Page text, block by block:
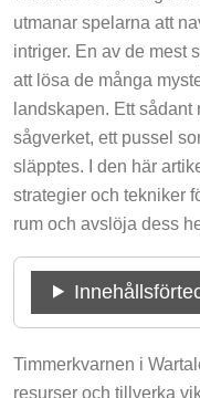
utmanar spelarna att
intriger. En av de mest
att lösa de många
landskapen. Ett sådant
sågverket, ett pussel
släpptes. I den här
strategier och tekniker
rum och avslöja dess
Timmerkvarnen i
resurser och tillverka